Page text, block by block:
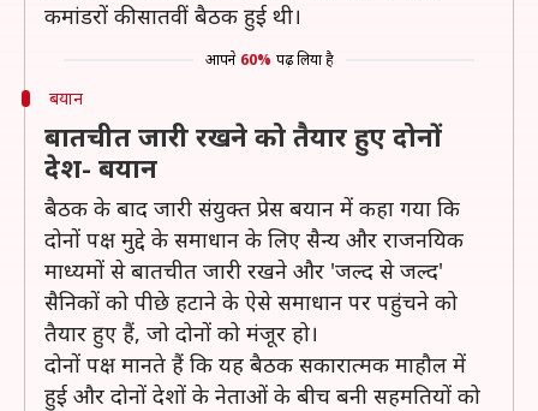
कमांडरों की सातवीं बैठक हुई थी।
आपने 60% पढ़ लिया है
बयान
बातचीत जारी रखने को तैयार हुए दोनों
देश- बयान
बैठक के बाद जारी संयुक्त प्रेस बयान में कहा गया कि
दोनों पक्ष मुद्दे के समाधान के लिए सैन्य और राजनयिक
माध्यमों से बातचीत जारी रखने और 'जल्द से जल्द'
सैनिकों को पीछे हटाने के ऐसे समाधान पर पहुंचने को
तैयार हुए हैं, जो दोनों को मंजूर हो।
दोनों पक्ष मानते हैं कि यह बैठक सकारात्मक माहौल में
हुई और दोनों देशों के नेताओं के बीच बनी सहमतियों को